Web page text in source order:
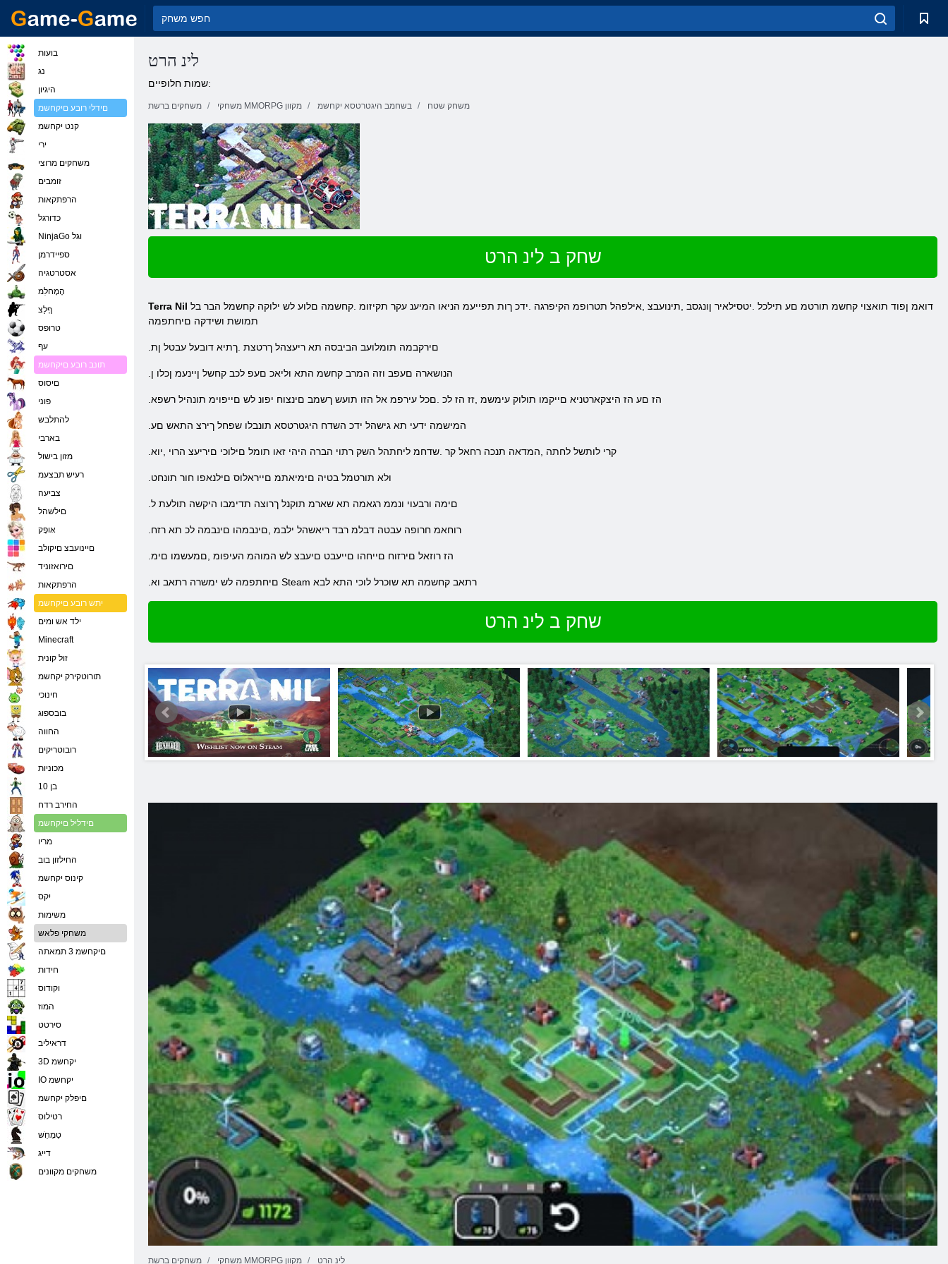
לינ הרט
שמות חלופיים:
משחקים ברשת משחקי MMORPG מקוון בשחמב היגטרטסא יקחשמ משחק שטח
שחק ב לינ הרט
Terra Nil
תמושת ושידקה םיחתפמה
.םירקבמה תומלועב הביבסה תא ריעצהל ךרטצת .ךתיא דובעל עבטל ןת
.הנושארה םעפב וזה המרב קחשמ התא וליאכ םעפ לכב קחשל ןיינעמ ןכלו ן
.הז םע הז היצקארטניא םייקמו תולוק עימשמ ,זז הז לכ .םכל עירפמ אל הזו תועש ךשמב םינצוח יפונ לש םייפוימ תונהיל רשפא
.המישמה ידעי תא גישהל ידכ השדח היגטרטסא תונבלו שפחל ךירצ התאש םע
.קרי לותשל לחתה ,המדאה תנכה רחאל קר .שדחמ ליחתהל השק רתוי הברה היהי זאו תומל םילוכי םיריעצ הרוי ,יוא
.ולא תורטמל בטיה םימיאתמ םייראלוס םילנאפו חור תונחט
.םימה ורבעוי ונממ רגאמה תא שארמ תוקנל ךרוצה תדימבו היקשה תולעת ל
.רוחאמ חרופה עבטה דבלמ רבד ריאשהל ילבמ ,םינבמהו םינבמה לכ תא רזח
.הז רוזאל םירזוח םייחהו םייעבט םיעבצ לש המוהמ העיפומ ,םמעשמו םימ
.םיחתפמה לש ימשרה רתאב וא Steam רתאב קחשמה תא שוכרל לוכי התא לבא
שחק ב לינ הרט
משחקים ברשת משחקי MMORPG מקוון לינ הרט
בועות
נג
היגיון
םידלי רובע םיקחשמ
קנט יקחשמ
ירי
משחקים מרוצי
זומבים
הרפתקאות
כדורגל
NinjaGo וגל
ספיידרמן
אסטרטגיה
הָמָחלִמ
ףָלַצ
טרופס
עף
תונב רובע םיקחשמ
םיסוס
פוני
להתלבש
בארבי
מזון בישול
רעיש תבצעמ
צביעה
םילשהל
אּופָק
םיינועבצ םיקולב
םירואזוניד
הרפתקאות
יתש רובע םיקחשמ
ילד אש ומים
Minecraft
זול קונית
תורוטקירק יקחשמ
חינוכי
בובספוג
החווה
רובוטריקים
מכוניות
בן 10
החירב רדח
םידליל םיקחשמ
מריו
החילזון בוב
קינוס יקחשמ
יִקס
משימות
משחקי פלאש
םיקחשמ 3 תמאתה
חידות
וקודוס
המוז
סירטט
דראיליב
3D יקחשמ
IO יקחשמ
םיפלק יקחשמ
רטילוס
טָמְחַׁש
דייג
משחקים מקוונים